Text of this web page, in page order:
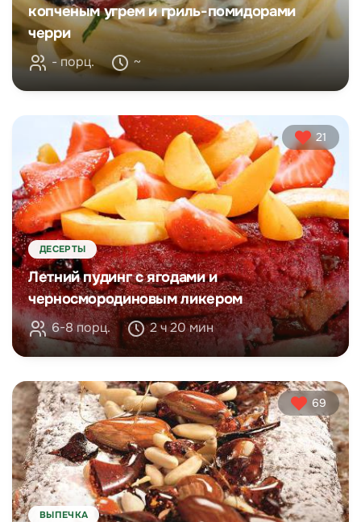
копченым угрем и гриль-помидорами
черри
- порц. ~
21
ДЕСЕРТЫ
Летний пудинг с ягодами и
черносмородиновым ликером
6-8 порц. 2 ч 20 мин
69
ВЫПЕЧКА